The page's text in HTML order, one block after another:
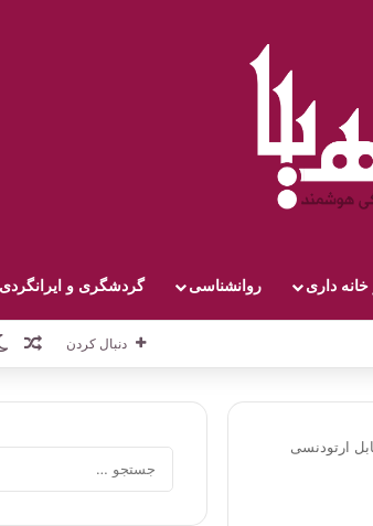
داری روانشناسی گردشگری و ایرانگردی
دنبال کردن
ارتودنسی